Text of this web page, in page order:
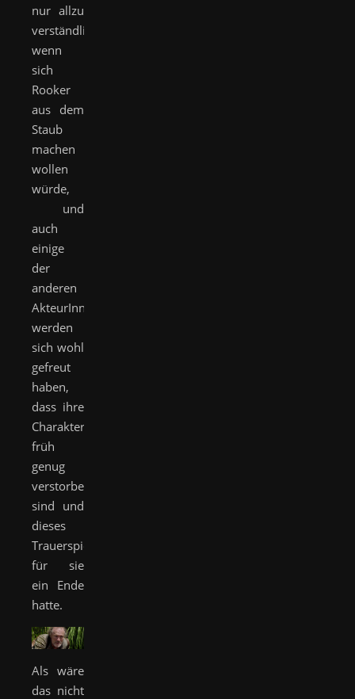
nur allzu
verständlich,
wenn
sich
Rooker
aus dem
Staub
machen
wollen
würde,
und
auch
einige
der
anderen
AkteurInnen
werden
sich wohl
gefreut
haben,
dass ihre
Charaktere
früh
genug
verstorben
sind und
dieses
Trauerspiel
für sie
ein Ende
hatte.
Als wäre
das nicht